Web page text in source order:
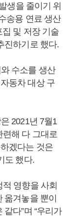
생을 줄이기 위
송용 연료 생산
및 저장 기술
진하기로 했다.
수소를 생산
동차 대상 구
2021년 7월1
련해 다 그대로
겠다는 것은
도 했다.
적 영향을 사회
옮겨놓을 뿐이
다”며 “우리가